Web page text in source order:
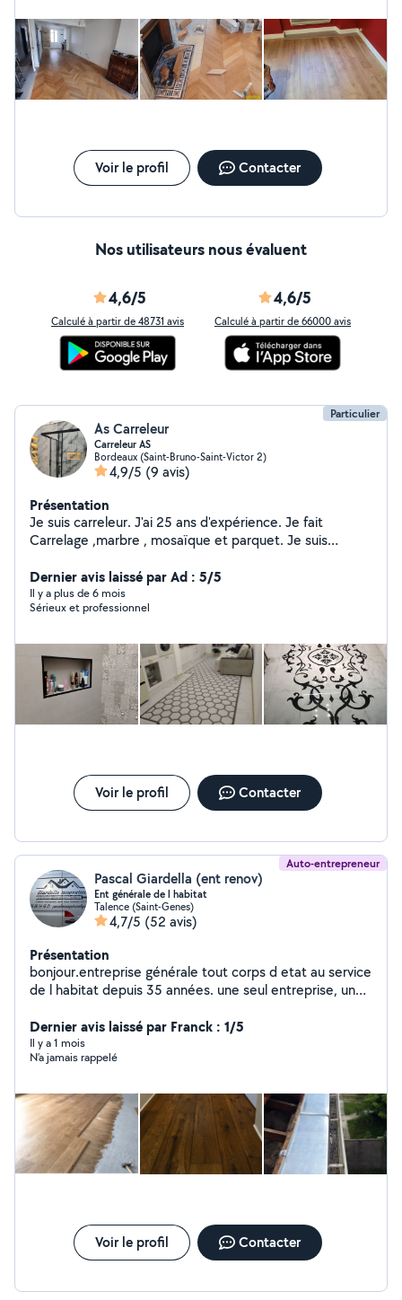
Voir le profil Contacter
Nos utilisateurs nous évaluent
4,6/5
Calculé à partir de 48731 avis
4,6/5
Calculé à partir de 66000 avis
Particulier
As Carreleur
Carreleur AS
Bordeaux (Saint-Bruno-Saint-Victor 2)
4,9/5 (9 avis)
Présentation
Je suis carreleur. J'ai 25 ans d'expérience. Je fait
Carrelage ,marbre , mosaïque et parquet. Je suis
Merci.
Dernier avis laissé par Ad : 5/5
Il y a plus de 6 mois
Sérieux et professionnel
Voir le profil Contacter
Auto-entrepreneur
Pascal Giardella (ent renov)
Ent générale de l habitat
Talence (Saint-Genes)
4,7/5 (52 avis)
Présentation
bonjour.entreprise générale tout corps d etat au service
de l habitat depuis 35 années. une seul entreprise, un
de a à z intérieur et extérieur. devis et déplacement
gratuit
Dernier avis laissé par Franck : 1/5
Il y a 1 mois
N’a jamais rappelé
Voir le profil Contacter